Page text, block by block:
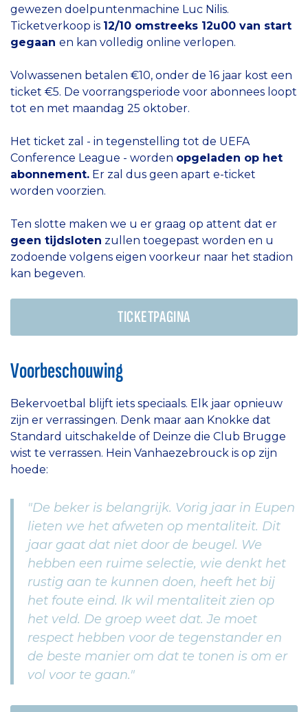
gewezen doelpuntenmachine Luc Nilis.
Ticketverkoop is 12/10 omstreeks 12u00 van start
gegaan en kan volledig online verlopen.
Volwassenen betalen €10, onder de 16 jaar kost een
ticket €5. De voorrangsperiode voor abonnees loopt
tot en met maandag 25 oktober.
Het ticket zal - in tegenstelling tot de UEFA
Conference League - worden opgeladen op het
abonnement. Er zal dus geen apart e-ticket
worden voorzien.
Ten slotte maken we u er graag op attent dat er
geen tijdsloten zullen toegepast worden en u
zodoende volgens eigen voorkeur naar het stadion
kan begeven.
TICKETPAGINA
Voorbeschouwing
Bekervoetbal blijft iets speciaals. Elk jaar opnieuw
zijn er verrassingen. Denk maar aan Knokke dat
Standard uitschakelde of Deinze die Club Brugge
wist te verrassen. Hein Vanhaezebrouck is op zijn
hoede:
"De beker is belangrijk. Vorig jaar in Eupen
lieten we het afweten op mentaliteit. Dit
jaar gaat dat niet door de beugel. We
hebben een ruime selectie, wie denkt het
rustig aan te kunnen doen, heeft het bij
het foute eind. Ik wil mentaliteit zien op
het veld. De groep weet dat. Je moet
respect hebben voor de tegenstander en
de beste manier om dat te tonen is om er
vol voor te gaan."